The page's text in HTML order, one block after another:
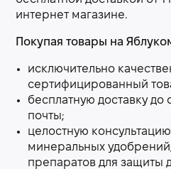
интернет магазине.
Покупая товары на
исключительно
сертифицированный
бесплатную доставку до
почты;
целостную
минеральных
препаратов для защиты